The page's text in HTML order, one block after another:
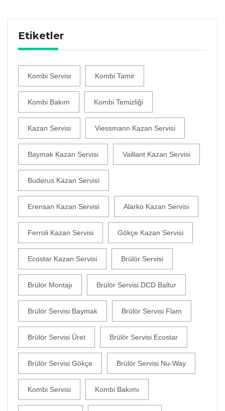
Etiketler
Kombi Servisi Kombi Tamir
Kombi Bakım Kombi Temizliği
Kazan Servisi Viessmann Kazan Servisi
Baymak Kazan Servisi Vaillant Kazan Servisi
Buderus Kazan Servisi
Erensan Kazan Servisi Alarko Kazan Servisi
Ferroli Kazan Servisi Gökçe Kazan Servisi
Ecostar Kazan Servisi Brülör Servisi
Brülör Montajı Brülör Servisi DCD Baltur
Brülör Servisi Baymak Brülör Servisi Flam
Brülör Servisi Üret Brülör Servisi Ecostar
Brülör Servisi Gökçe Brülör Servisi Nu-Way
Kombi Servisi Kombi Bakımı